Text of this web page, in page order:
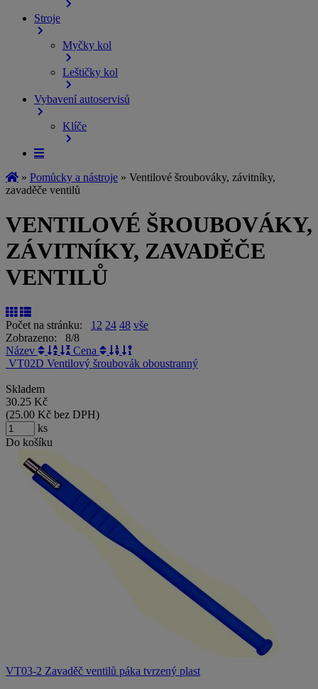
Stroje
Myčky kol
Leštičky kol
Vybavení autoservisů
Klíče
» Pomůcky a nástroje » Ventilové šroubováky, závitníky,
zavaděče ventilů
VENTILOVÉ ŠROUBOVÁKY,
ZÁVITNÍKY, ZAVADĚČE
VENTILŮ
Počet na stránku: 12 24 48 vše
Zobrazeno: 8/8
Název
Cena
VT02D Ventilový šroubovák oboustranný
Skladem
30.25 Kč
(25.00 Kč bez DPH)
ks
Do košíku
VT03-2 Zavaděč ventilů páka tvrzený plast